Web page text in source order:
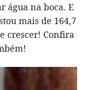
água na boca. E
mais de 164,7
crescer! Confira